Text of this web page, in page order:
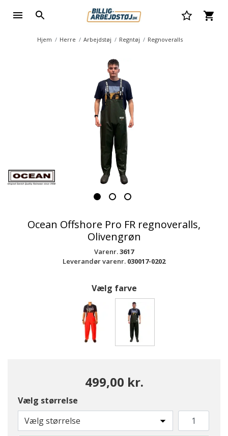
Hjem Herre Arbejdstøj Regntøj Regnoveralls
Ocean Offshore Pro FR regnoveralls,
Olivengrøn
Varenr.3617
Leverandør varenr. 030017-0202
Vælg farve
499,00 kr.
Vælg størrelse
Vælg størrelse